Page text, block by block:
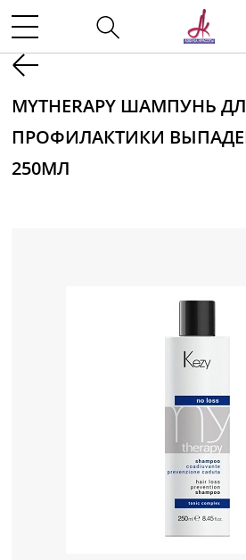
Инструменты
Одноразовая
Уход за кожей
MYTHERAPY ШАМПУНЬ
ПРОФИЛАКТИКИ
250МЛ